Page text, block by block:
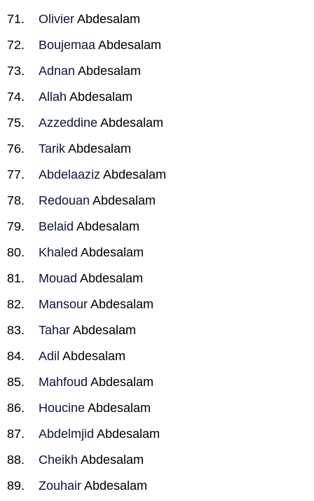
Olivier Abdesalam
Boujemaa Abdesalam
Adnan Abdesalam
Allah Abdesalam
Azzeddine Abdesalam
Tarik Abdesalam
Abdelaaziz Abdesalam
Redouan Abdesalam
Belaid Abdesalam
Khaled Abdesalam
Mouad Abdesalam
Mansour Abdesalam
Tahar Abdesalam
Adil Abdesalam
Mahfoud Abdesalam
Houcine Abdesalam
Abdelmjid Abdesalam
Cheikh Abdesalam
Zouhair Abdesalam